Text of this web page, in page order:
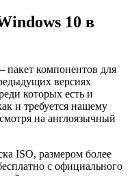
10 в
пакет компонентов для
версиях
которых есть и
и требуется нашему
на англоязычный
ISO, размером более
с официального